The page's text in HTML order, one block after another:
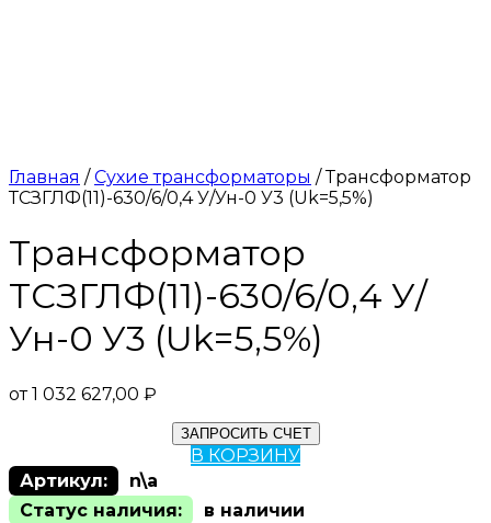
Главная /Сухие трансформаторы / Трансформатор
ТСЗГЛФ(11)-630/6/0,4 У/Ун-0 У3 (Uk=5,5%)
Трансформатор
ТСЗГЛФ(11)-630/6/0,4 У/
Ун-0 У3 (Uk=5,5%)
от1 032 627,00 ₽
ЗАПРОСИТЬ СЧЕТ
В КОРЗИНУ
Артикул:
n\a
Статус наличия:
в наличии